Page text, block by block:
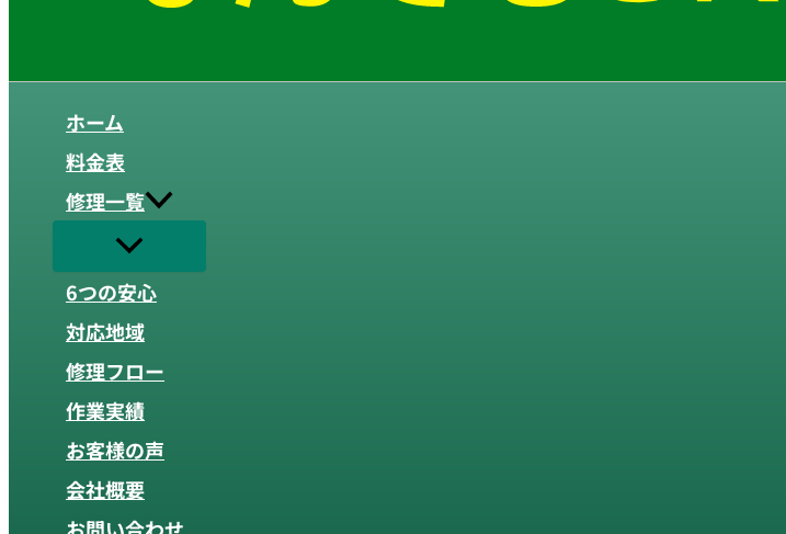
ホーム
料金表
修理一覧
6つの安心
対応地域
修理フロー
作業実績
お客様の声
会社概要
お問い合わせ